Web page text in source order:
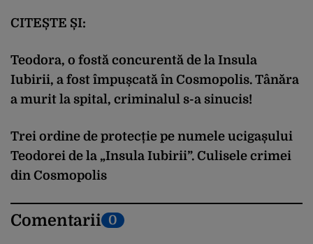
CITEȘTE ȘI:
Teodora, o fostă concurentă de la Insula
Iubirii, a fost împușcată în Cosmopolis. Tânăra
a murit la spital, criminalul s-a sinucis!
Trei ordine de protecție pe numele ucigașului
Teodorei de la „Insula Iubirii”. Culisele crimei
din Cosmopolis
Comentarii 0